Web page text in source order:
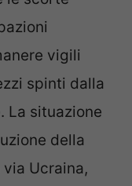
vigili
spinti dalla
La situazione
della
Ucraina,